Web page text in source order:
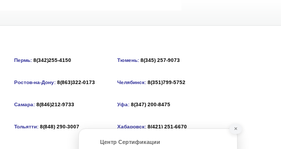
Пермь: 8(342)255-4150 Тюмень: 8(345) 257-9073
Ростов-на-Дону: 8(863)322-0173 Челябинск: 8(351)799-5752
Самара: 8(846)212-9733 Уфа: 8(347) 200-8475
Тольятти: 8(848) 290-3007 Хабаровск: 8(421) 251-6670 ×
Центр Сертификации